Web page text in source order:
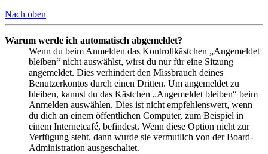
Nach oben
Warum werde ich automatisch abgemeldet?
Wenn du beim Anmelden das Kontrollkästchen „Angemeldet
bleiben“ nicht auswählst, wirst du nur für eine Sitzung
angemeldet. Dies verhindert den Missbrauch deines
Benutzerkontos durch einen Dritten. Um angemeldet zu
bleiben, kannst du das Kästchen „Angemeldet bleiben“ beim
Anmelden auswählen. Dies ist nicht empfehlenswert, wenn
du dich an einem öffentlichen Computer, zum Beispiel in
einem Internetcafé, befindest. Wenn diese Option nicht zur
Verfügung steht, dann wurde sie vermutlich von der Board-
Administration ausgeschaltet.